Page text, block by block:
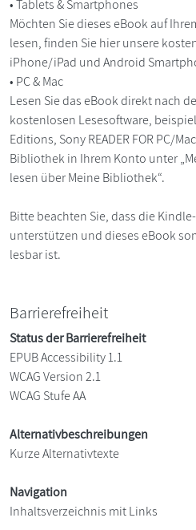
• Tablets & Smartphones
Möchten Sie dieses eBook auf
lesen, finden Sie hier unsere
iPhone/iPad und Android
• PC & Mac
Lesen Sie das eBook direkt nach
kostenlosen Lesesoftware,
Editions, Sony READER FOR PC/
Bibliothek in Ihrem Konto unter
lesen über Meine Bibliothek“.
Bitte beachten Sie, dass die
unterstützen und dieses eBook
lesbar ist.
Barrierefreiheit
Status der Barrierefreiheit
EPUB Accessibility 1.1
WCAG Version 2.1
WCAG Stufe AA
Alternativbeschreibungen
Kurze Alternativtexte
Navigation
Inhaltsverzeichnis mit Links